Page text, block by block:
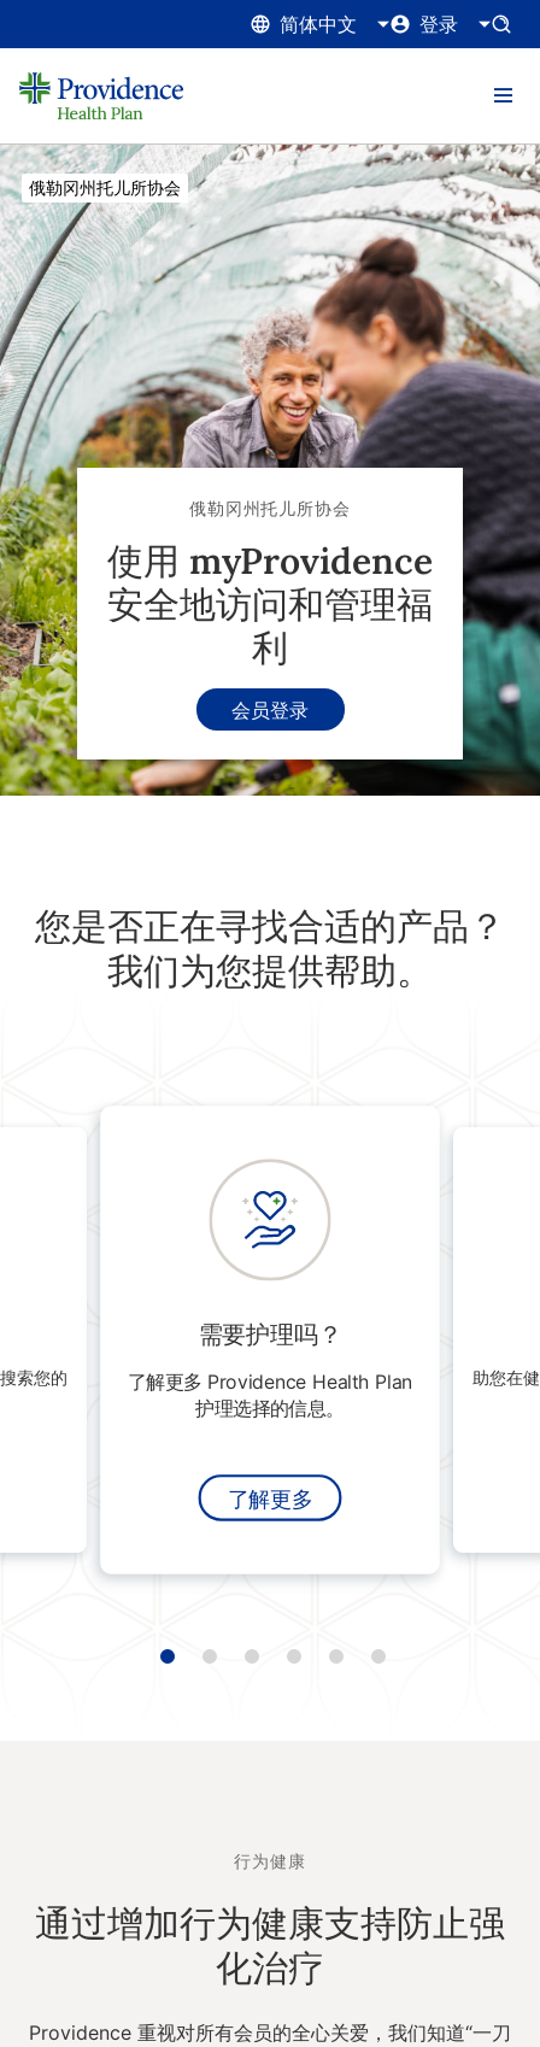
简体中文 登录
Current:
俄勒冈州托儿所协会
俄勒冈州托儿所协会
使用 myProvidence
安全地访问和管理福
利
会员登录
您是否正在寻找合适的产品？
我们为您提供帮助。
索您的
需要护理吗？
了解更多 Providence Health Plan
护理选择的信息。
了解更多
助您在
行为健康
通过增加行为健康支持防止强
化治疗
Providence 重视对所有会员的全心关爱，我们知道“一刀